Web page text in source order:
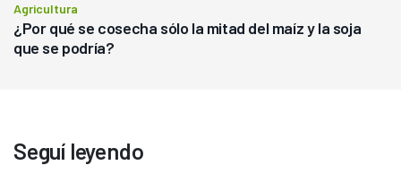
Agricultura
¿Por qué se cosecha sólo la mitad del maíz y la soja
que se podría?
Seguí leyendo